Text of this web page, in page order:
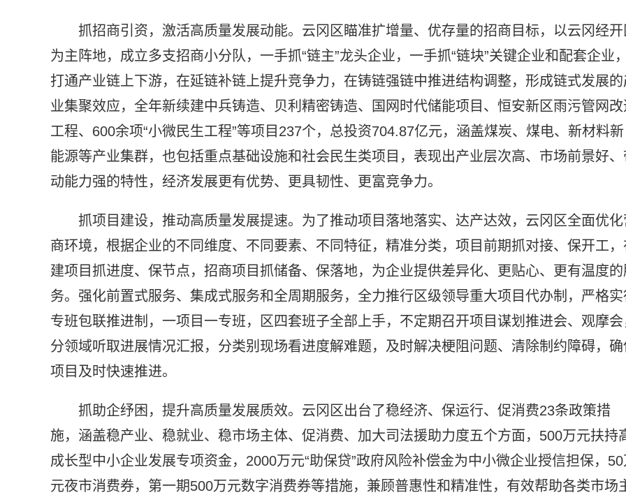
抓招商引资，激活高质量发展动能。云冈区瞄准扩增量、优存量的招商目标，以云冈经开
为主阵地，成立多支招商小分队，一手抓“链主”龙头企业，一手抓“链块”关键企业和配套企业
打通产业链上下游，在延链补链上提升竞争力，在铸链强链中推进结构调整，形成链式发展的
业集聚效应，全年新续建中兵铸造、贝利精密铸造、国网时代储能项目、恒安新区雨污管网改
工程、600余项“小微民生工程”等项目237个，总投资704.87亿元，涵盖煤炭、煤电、新材料新
能源等产业集群，也包括重点基础设施和社会民生类项目，表现出产业层次高、市场前景好、
动能力强的特性，经济发展更有优势、更具韧性、更富竞争力。
抓项目建设，推动高质量发展提速。为了推动项目落地落实、达产达效，云冈区全面优化
商环境，根据企业的不同维度、不同要素、不同特征，精准分类，项目前期抓对接、保开工，
建项目抓进度、保节点，招商项目抓储备、保落地，为企业提供差异化、更贴心、更有温度的
务。强化前置式服务、集成式服务和全周期服务，全力推行区级领导重大项目代办制，严格实
专班包联推进制，一项目一专班，区四套班子全部上手，不定期召开项目谋划推进会、观摩会
分领域听取进展情况汇报，分类别现场看进度解难题，及时解决梗阻问题、清除制约障碍，确
项目及时快速推进。
抓助企纾困，提升高质量发展质效。云冈区出台了稳经济、保运行、促消费23条政策措
施，涵盖稳产业、稳就业、稳市场主体、促消费、加大司法援助力度五个方面，500万元扶持
成长型中小企业发展专项资金，2000万元“助保贷”政府风险补偿金为中小微企业授信担保，
元夜市消费券，第一期500万元数字消费券等措施，兼顾普惠性和精准性，有效帮助各类市场